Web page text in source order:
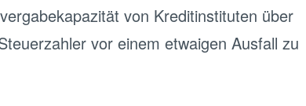
von Kreditinstituten über
vor einem etwaigen Ausfall zu